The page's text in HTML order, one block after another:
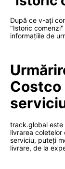
După ce v-ați
"Istoric
informațiile de
track.global este
livrarea coletelor
serviciu, puteți
livrare, de la